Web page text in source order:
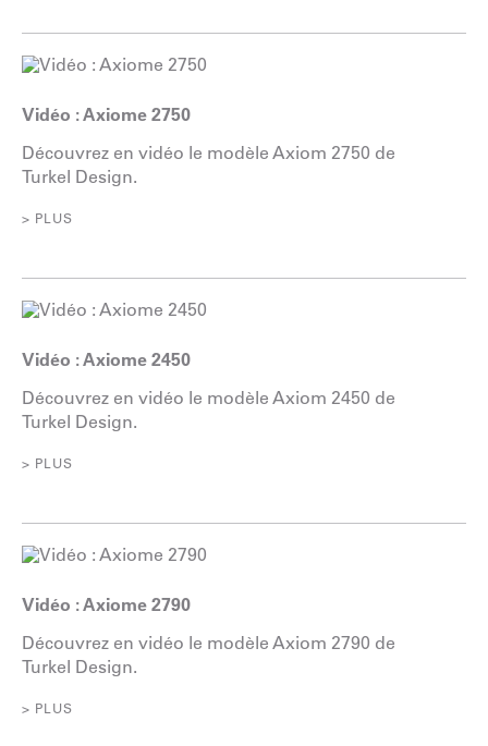
Vidéo : Axiome 2750
Découvrez en vidéo le modèle Axiom 2750 de
Turkel Design.
> PLUS
Vidéo : Axiome 2450
Découvrez en vidéo le modèle Axiom 2450 de
Turkel Design.
> PLUS
Vidéo : Axiome 2790
Découvrez en vidéo le modèle Axiom 2790 de
Turkel Design.
> PLUS